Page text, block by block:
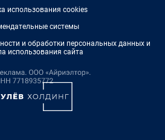
использования cookies
системы
и обработки персональных данных и
использования сайта